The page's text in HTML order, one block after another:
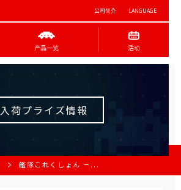
公司简介 LANGUAGE
产品一览 活动
入荷プライズ情報
艦隊これくしょん －...